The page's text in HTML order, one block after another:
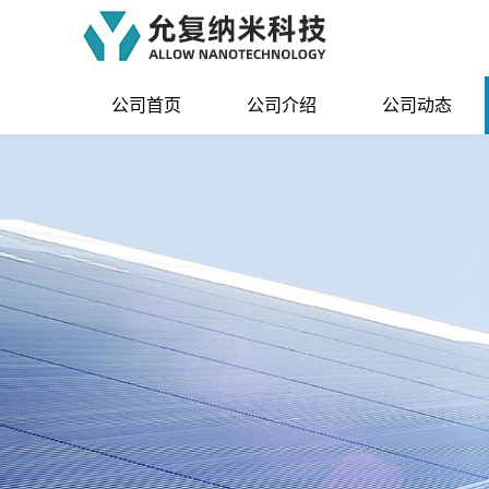
公司首页 公司介绍 公司动态